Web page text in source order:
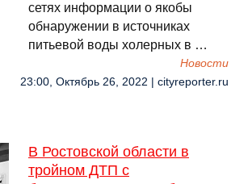
сетях информации о якобы
обнаружении в источниках
питьевой воды холерных в …
Новости
23:00, Октябрь 26, 2022 | cityreporter.ru
В Ростовской области в
тройном ДТП с